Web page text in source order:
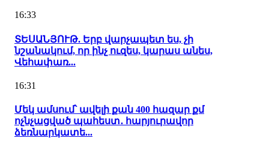
16:33
ՏԵՍԱՆՅՈՒԹ. Երբ վարչապետ ես, չի
նշանակում, որ ինչ ուզես, կարաս անես,
Վեհափառ...
16:31
Մեկ ամսում՝ ավելի քան 400 հազար քմ
ոչնչացված պահեստ․ հարյուրավոր
ձեռնարկատե...